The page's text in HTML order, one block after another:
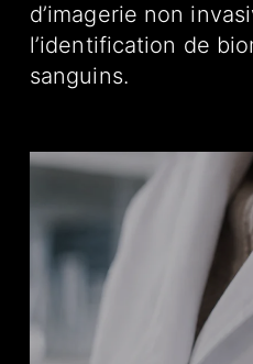
d’imagerie non
l’identification de
sanguins.